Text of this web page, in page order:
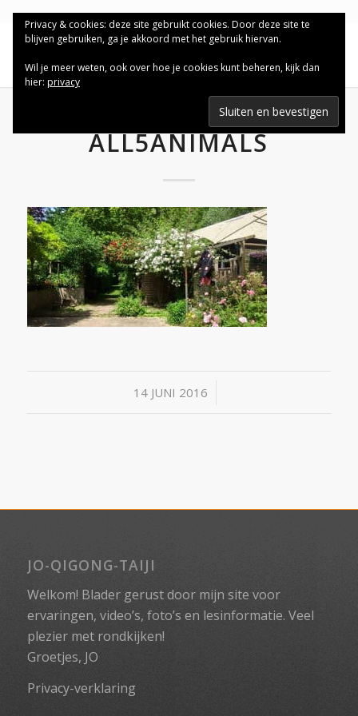
ALL5ANIMALS
14 JUNI 2016
/
JO-QIGONG-TAIJI
Welkom! Blader gerust door mijn site voor
ervaringen, video’s, foto’s en lesinformatie. Veel
plezier met rondkijken!
Groetjes, JO
Privacy-verklaring
Privacy & cookies: deze site gebruikt cookies. Door deze site te
blijven gebruiken, ga je akkoord met het gebruik hiervan.
Wil je meer weten, ook over hoe je cookies kunt beheren, kijk dan
hier: privacy